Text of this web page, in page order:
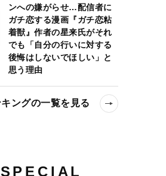
ンへの嫌がらせ…配信者に
ガチ恋する漫画『ガチ恋粘
着獣』作者の星来氏がそれ
でも「自分の行いに対する
後悔はしないでほしい」と
思う理由
ングの一覧を見る
SPECIAL